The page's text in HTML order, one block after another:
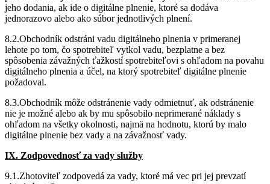
jeho dodania, ak ide o digitálne plnenie, ktoré sa dodáva
jednorazovo alebo ako súbor jednotlivých plnení.
8.2.Obchodník odstráni vadu digitálneho plnenia v primeranej
lehote po tom, čo spotrebiteľ vytkol vadu, bezplatne a bez
spôsobenia závažných ťažkostí spotrebiteľovi s ohľadom na povahu
digitálneho plnenia a účel, na ktorý spotrebiteľ digitálne plnenie
požadoval.
8.3.Obchodník môže odstránenie vady odmietnuť, ak odstránenie
nie je možné alebo ak by mu spôsobilo neprimerané náklady s
ohľadom na všetky okolnosti, najmä na hodnotu, ktorú by malo
digitálne plnenie bez vady a na závažnosť vady.
IX. Zodpovednosť za vady služby
9.1.Zhotoviteľ zodpovedá za vady, ktoré má vec pri jej prevzatí